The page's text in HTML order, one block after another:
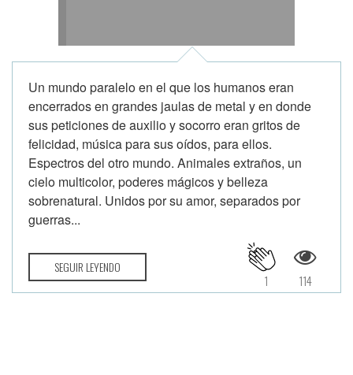
Un mundo paralelo en el que los humanos eran
encerrados en grandes jaulas de metal y en donde
sus peticiones de auxilio y socorro eran gritos de
felicidad, música para sus oídos, para ellos.
Espectros del otro mundo. Animales extraños, un
cielo multicolor, poderes mágicos y belleza
sobrenatural. Unidos por su amor, separados por
guerras...
SEGUIR LEYENDO
114
1